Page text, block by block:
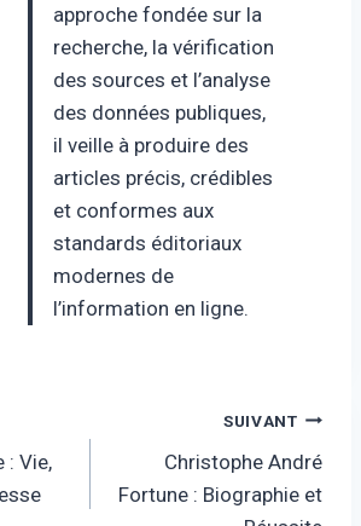
approche fondée sur la
recherche, la vérification
des sources et l’analyse
des données publiques,
il veille à produire des
articles précis, crédibles
et conformes aux
standards éditoriaux
modernes de
l’information en ligne.
: Vie,
SUIVANT
Christophe André
Fortune : Biographie et